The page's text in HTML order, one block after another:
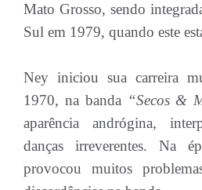
Mato Grosso, sendo
Sul em 1979, quando este
Ney iniciou sua carreira
1970, na banda “Secos &
aparência andrógina,
danças irreverentes. Na
provocou muitos